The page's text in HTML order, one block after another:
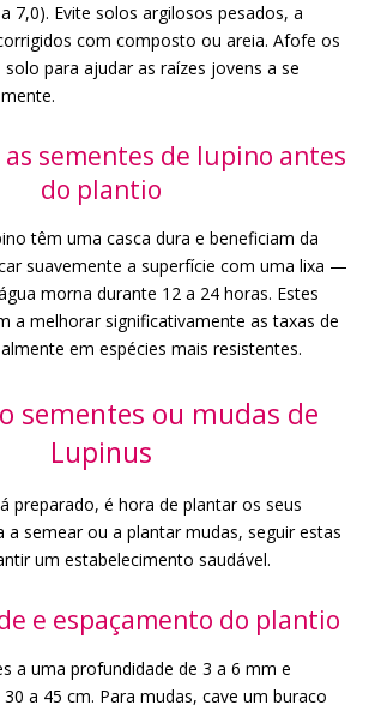
7,0). Evite solos argilosos pesados, a
com composto ou areia. Afofe os
para ajudar as raízes jovens a se
sementes de lupino antes
do plantio
têm uma casca dura e beneficiam da
suavemente a superfície com uma lixa —
morna durante 12 a 24 horas. Estes
a melhorar significativamente as taxas de
em espécies mais resistentes.
sementes ou mudas de
Lupinus
preparado, é hora de plantar os seus
a semear ou a plantar mudas, seguir estas
um estabelecimento saudável.
e espaçamento do plantio
a uma profundidade de 3 a 6 mm e
a 45 cm. Para mudas, cave um buraco